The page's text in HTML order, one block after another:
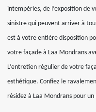
intempéries, de l’exposition de
sinistre qui peuvent arriver à
est à votre entière disposition
votre façade à Laa Mondrans
L’entretien régulier de votre
esthétique. Confiez le
résidez à Laa Mondrans pour